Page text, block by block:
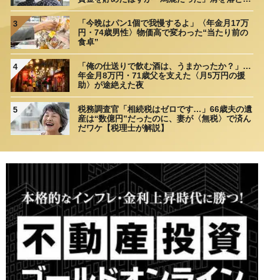
3
「今晩はパン1個で我慢するよ」〈年金月17万
円・74歳男性〉物価高で変わった“当たり前の
食卓”
4
「俺の仕送りで飲む酒は、うまかったか？」…
年金月8万円・71歳父を支えた〈月5万円の援
助〉が途絶えた夜
5
税務調査官「相続税はゼロです…」66歳夫の遺
産は“数億円”だったのに、妻が〈無税〉で済ん
だワケ【税理士が解説】